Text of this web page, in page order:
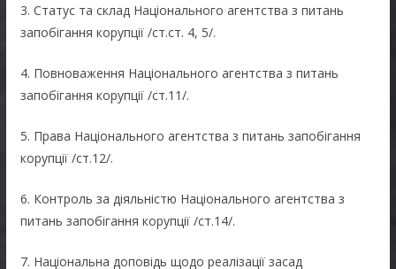
3. Статус та склад Національного агентства з питань
запобігання корупції /ст.ст. 4, 5/.
4. Повноваження Національного агентства з питань
запобігання корупції /ст.11/.
5. Права Національного агентства з питань запобігання
корупції /ст.12/.
6. Контроль за діяльністю Національного агентства з
питань запобігання корупції /ст.14/.
7. Національна доповідь щодо реалізації засад